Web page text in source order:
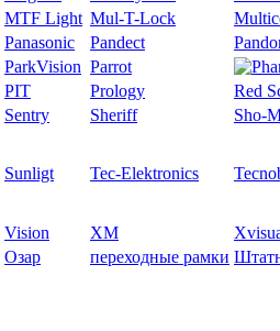
MTF Light Mul-T-Lock
Panasonic Pandect
ParkVision Parrot
PIT Prology Red
Sentry Sheriff Sho-
Sunligt Tec-Elektronics
Vision XM
Озар переходные рамки